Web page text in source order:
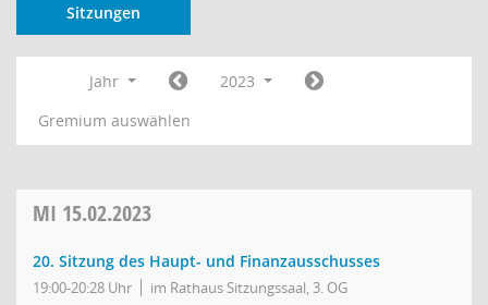
Sitzungen
Jahr
2023
Gremium auswählen
MI 15.02.2023
20. Sitzung des Haupt- und Finanzausschusses
19:00-20:28 Uhr im Rathaus Sitzungssaal, 3. OG